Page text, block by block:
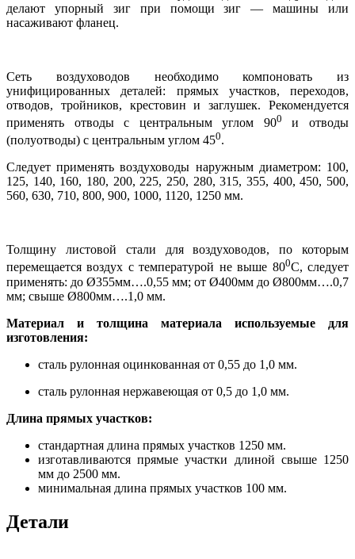
делают упорный зиг при помощи зиг — машины или
насаживают фланец.
Сеть воздуховодов необходимо компоновать из
унифицированных деталей: прямых участков, переходов,
отводов, тройников, крестовин и заглушек. Рекомендуется
применять отводы с центральным углом 900
и отводы
(полуотводы) с центральным углом 450.
Следует применять воздуховоды наружным диаметром: 100,
125, 140, 160, 180, 200, 225, 250, 280, 315, 355, 400, 450, 500,
560, 630, 710, 800, 900, 1000, 1120, 1250 мм.
Толщину листовой стали для воздуховодов, по которым
перемещается воздух с температурой не выше 800С, следует
применять: до Ø355мм….0,55 мм; от Ø400мм до Ø800мм….0,7
мм; свыше Ø800мм….1,0 мм.
Материал и толщина материала используемые для
изготовления:
сталь рулонная оцинкованная от 0,55 до 1,0 мм.
сталь рулонная нержавеющая от 0,5 до 1,0 мм.
Длина прямых участков:
стандартная длина прямых участков 1250 мм.
изготавливаются прямые участки длиной свыше 1250
мм до 2500 мм.
минимальная длина прямых участков 100 мм.
Детали